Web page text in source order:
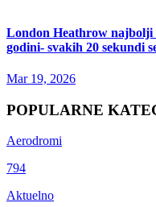
London Heathrow najbolji
godini- svakih 20 sekundi
Mar 19, 2026
POPULARNE
Aerodromi
794
Aktuelno